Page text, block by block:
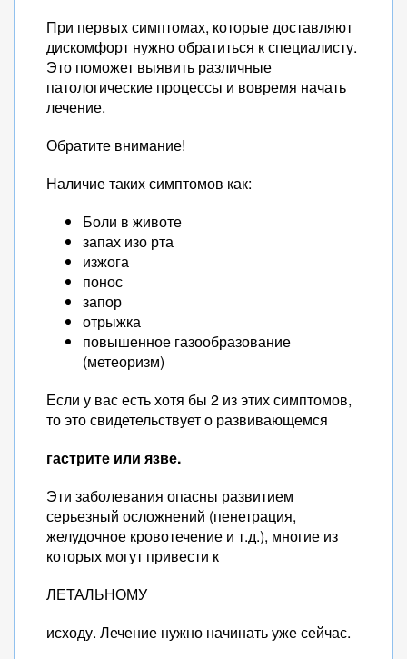
При первых симптомах, которые доставляют
дискомфорт нужно обратиться к специалисту.
Это поможет выявить различные
патологические процессы и вовремя начать
лечение.
Обратите внимание!
Наличие таких симптомов как:
Боли в животе
запах изо рта
изжога
понос
запор
отрыжка
повышенное газообразование
(метеоризм)
Если у вас есть хотя бы 2 из этих симптомов,
то это свидетельствует о развивающемся
гастрите или язве.
Эти заболевания опасны развитием
серьезный осложнений (пенетрация,
желудочное кровотечение и т.д.), многие из
которых могут привести к
ЛЕТАЛЬНОМУ
исходу. Лечение нужно начинать уже сейчас.